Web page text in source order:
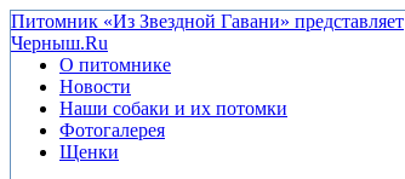
Питомник «Из Звездной Гавани» представляет
Черныш.Ru
О питомнике
Новости
Наши собаки и их потомки
Фотогалерея
Щенки